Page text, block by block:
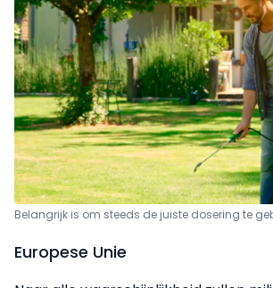
Belangrijk is om steeds de juiste dosering te
Europese Unie